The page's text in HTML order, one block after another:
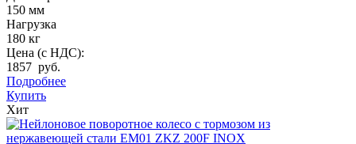
150 мм
Нагрузка
180 кг
Цена (с НДС):
1857 руб.
Подробнее
Купить
Хит